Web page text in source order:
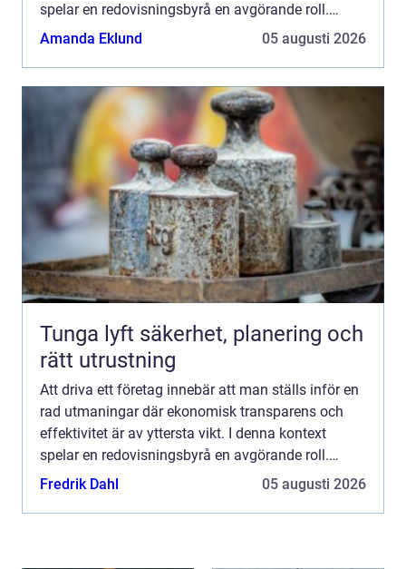
spelar en redovisningsbyrå en avgörande roll.
Tjänster ...
Amanda Eklund 05 augusti 2026
Tunga lyft säkerhet, planering och
rätt utrustning
Att driva ett företag innebär att man ställs inför en
rad utmaningar där ekonomisk transparens och
effektivitet är av yttersta vikt. I denna kontext
spelar en redovisningsbyrå en avgörande roll.
Tjänster ...
Fredrik Dahl 05 augusti 2026